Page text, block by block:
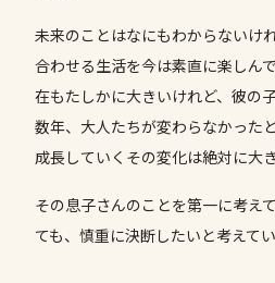
未来のことはなにもわからないけ
合わせる生活を今は素直に楽しん
在もたしかに大きいけれど、彼の
数年、大人たちが変わらなかった
成長していくその変化は絶対に大き
その息子さんのことを第一に考え
ても、慎重に決断したいと考えてい